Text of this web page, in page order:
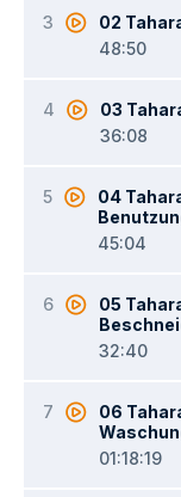
3
02
48:50
4
03
36:08
5
04
45:04
6
05
32:40
7
06
01:18:19